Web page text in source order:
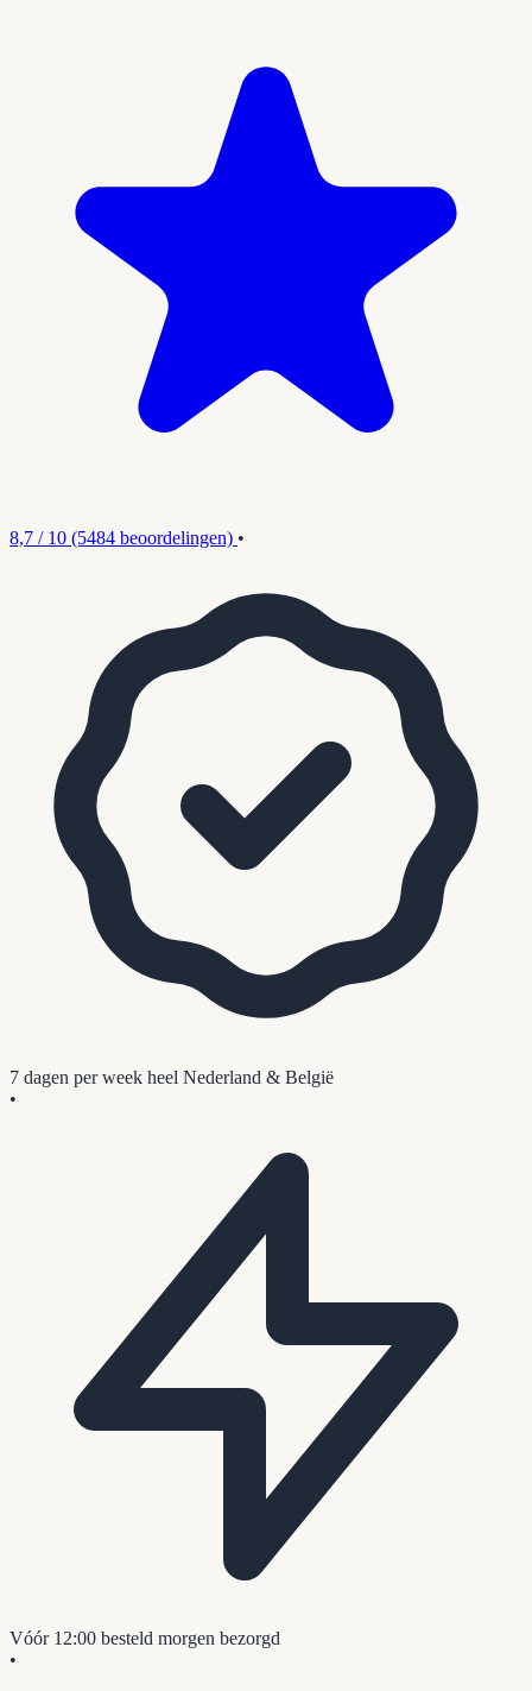
8,7 / 10 (5484 beoordelingen) •
7 dagen per week heel Nederland & België
•
Vóór 12:00 besteld morgen bezorgd
•